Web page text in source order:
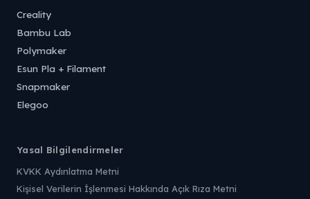
Creality
Bambu Lab
Polymaker
Esun Pla + Filament
Snapmaker
Elegoo
Yasal Bilgilendirmeler
KVKK Aydınlatma Metni
Kişisel Verilerin İşlenmesi Hakkında Açık Rıza Metni